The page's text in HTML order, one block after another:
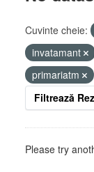
Cuvinte cheie:
invatamant
primariatm
Filtrează
Please try